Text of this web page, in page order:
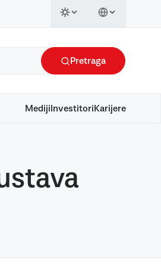
Pretraga
Mediji Investitori Karijere